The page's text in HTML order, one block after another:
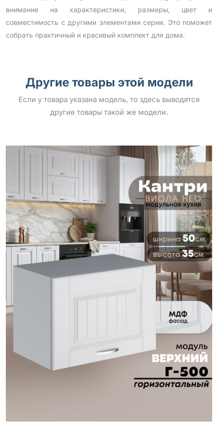
внимание на характеристики, размеры, цвет и
совместимость с другими элементами серии. Это поможет
собрать практичный и красивый комплект для дома.
Другие товары этой модели
Если у товара указана модель, то здесь выводятся
другие товары такой же модели.